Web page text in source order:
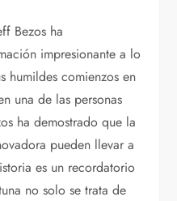
Bezos ha
impresionante a lo
humildes comienzos en
una de las personas
ha demostrado que la
pueden llevar a
es un recordatorio
no solo se trata de